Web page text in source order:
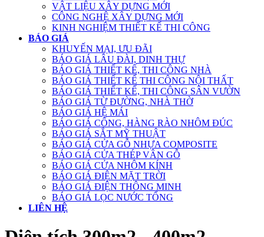
VẬT LIỆU XÂY DỰNG MỚI
CÔNG NGHỆ XÂY DỰNG MỚI
KINH NGHIỆM THIẾT KẾ THI CÔNG
BÁO GIÁ
KHUYẾN MẠI, ƯU ĐÃI
BÁO GIÁ LÂU ĐÀI, DINH THỰ
BÁO GIÁ THIẾT KẾ, THI CÔNG NHÀ
BÁO GIÁ THIẾT KẾ THI CÔNG NỘI THẤT
BÁO GIÁ THIẾT KẾ, THI CÔNG SÂN VƯỜN
BÁO GIÁ TỪ ĐƯỜNG, NHÀ THỜ
BÁO GIÁ HỆ MÁI
BÁO GIÁ CỔNG, HÀNG RÀO NHÔM ĐÚC
BÁO GIÁ SẮT MỸ THUẬT
BÁO GIÁ CỬA GỖ NHỰA COMPOSITE
BÁO GIÁ CỬA THÉP VÂN GỖ
BÁO GIÁ CỬA NHÔM KÍNH
BÁO GIÁ ĐIỆN MẶT TRỜI
BÁO GIÁ ĐIỆN THÔNG MINH
BÁO GIÁ LỌC NƯỚC TỔNG
LIÊN HỆ